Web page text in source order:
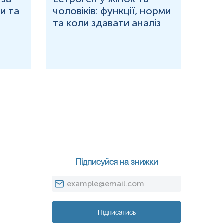
та
чоловіків: функції, норми
та коли здавати аналіз
Підписуйся на знижки
Підписатись